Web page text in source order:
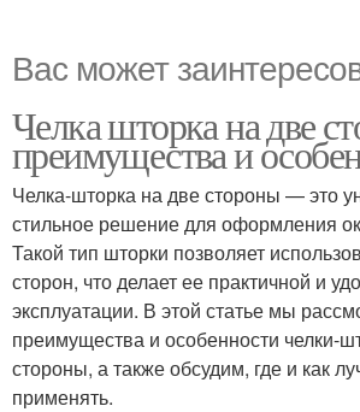
Вас может
Челка шторка на две
преимущества и
Челка-шторка на две стороны — это
стильное решение для оформления
Такой тип шторки позволяет
сторон, что делает ее практичной и
эксплуатации. В этой статье мы
преимущества и особенности челки-
стороны, а также обсудим, где и как
применять.